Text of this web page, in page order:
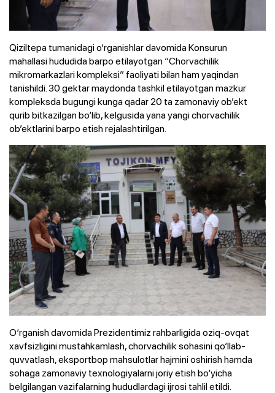
Qiziltepa tumanidagi o‘rganishlar davomida Konsurun
mahallasi hududida barpo etilayotgan “Chorvachilik
mikromarkazlari kompleksi” faoliyati bilan ham yaqindan
tanishildi. 30 gektar maydonda tashkil etilayotgan mazkur
kompleksda bugungi kunga qadar 20 ta zamonaviy ob’ekt
qurib bitkazilgan bo‘lib, kelgusida yana yangi chorvachilik
ob’ektlarini barpo etish rejalashtirilgan.
O‘rganish davomida Prezidentimiz rahbarligida oziq-ovqat
xavfsizligini mustahkamlash, chorvachilik sohasini qo‘llab-
quvvatlash, eksportbop mahsulotlar hajmini oshirish hamda
sohaga zamonaviy texnologiyalarni joriy etish bo‘yicha
belgilangan vazifalarning hududlardagi ijrosi tahlil etildi.